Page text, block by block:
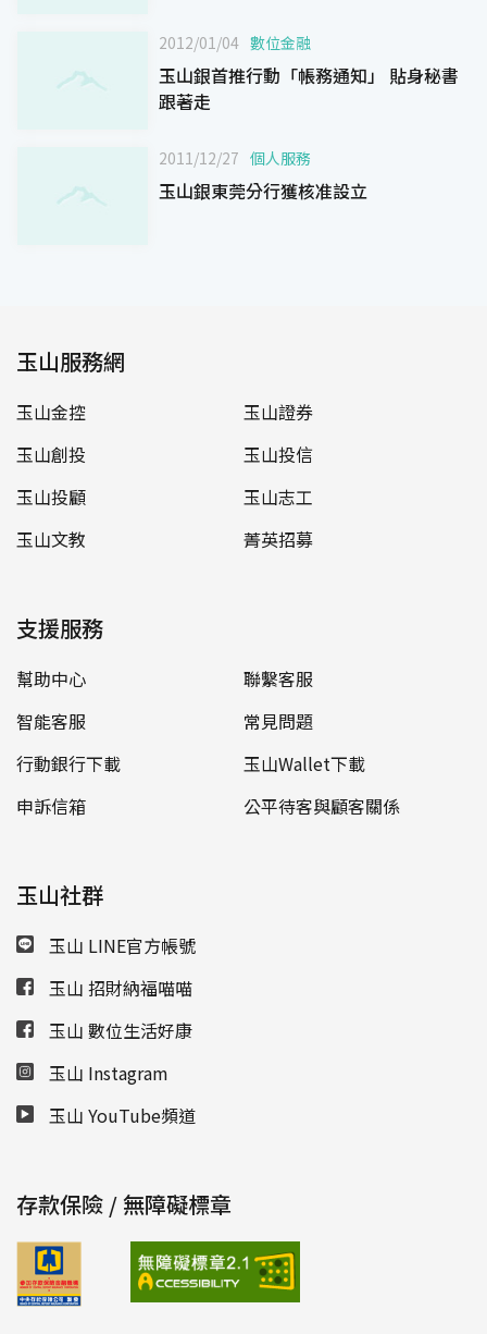
2012/01/04 數位金融
玉山銀首推行動「帳務通知」 貼身秘書
跟著走
2011/12/27 個人服務
玉山銀東莞分行獲核准設立
玉山服務網
玉山金控
玉山證券
玉山創投
玉山投信
玉山投顧
玉山志工
玉山文教
菁英招募
支援服務
幫助中心
聯繫客服
智能客服
常見問題
行動銀行下載
玉山Wallet下載
申訴信箱
公平待客與顧客關係
玉山社群
玉山 LINE官方帳號
玉山 招財納福喵喵
玉山 數位生活好康
玉山 Instagram
玉山 YouTube頻道
存款保險 / 無障礙標章